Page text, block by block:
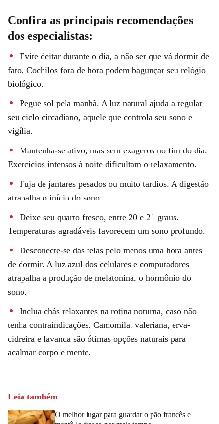
Confira as principais recomendações
dos especialistas:
Evite deitar durante o dia, a não ser que vá dormir de
fato. Cochilos fora de hora podem bagunçar seu relógio
biológico.
Pegue sol pela manhã. A luz natural ajuda a regular
seu ciclo circadiano, aquele que controla seu sono e
vigília.
Mantenha-se ativo, mas sem exageros no fim do dia.
Exercícios intensos à noite dificultam o relaxamento.
Fuja de jantares pesados ou muito tardios. A digestão
atrapalha o início do sono.
Deixe seu quarto fresco, entre 20 e 21 graus.
Temperaturas agradáveis favorecem um sono profundo.
Desconecte-se das telas pelo menos uma hora antes
de dormir. A luz azul dos celulares e computadores
atrapalha a produção de melatonina, o hormônio do
sono.
Inclua chás relaxantes na rotina noturna, caso não
tenha contraindicações. Camomila, valeriana, erva-
cidreira e lavanda são ótimas opções naturais para
acalmar corpo e mente.
Leia também
O melhor lugar para guardar o pão francês e